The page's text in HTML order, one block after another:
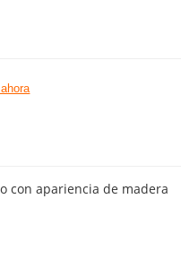
con apariencia de madera